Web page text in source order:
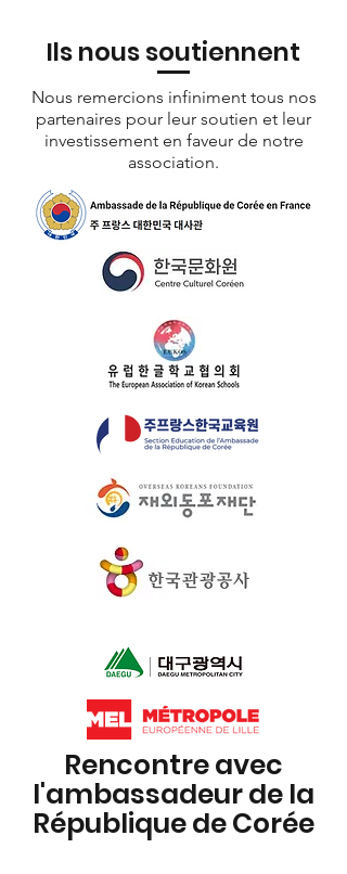
Ils nous soutiennent
Nous remercions infiniment tous nos
partenaires pour leur soutien et leur
investissement en faveur de notre
association.
Rencontre avec
l'ambassadeur de la
République de Corée